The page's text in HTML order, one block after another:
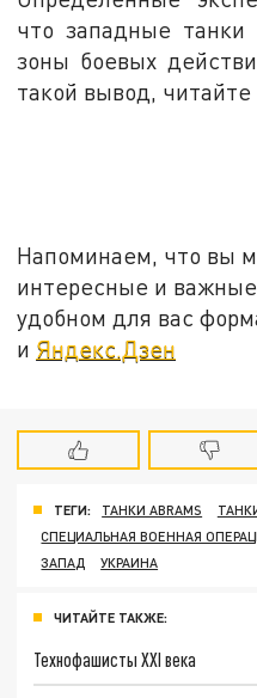
что западные
зоны боевых
такой вывод, читайте
Напоминаем, что вы
интересные и
удобном для вас
и Яндекс.Дзен
ТЕГИ: ТАНКИ ABRAMS
СПЕЦИАЛЬНАЯ ВОЕННАЯ
ЗАПАД
УКРАИНА
ЧИТАЙТЕ ТАКЖЕ:
Технофашисты XXI века